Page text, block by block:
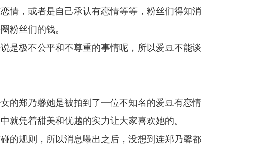
情，或者是自己承认有恋情等等，粉丝们得知消
粉丝们的钱。
是极不公平和不尊重的事情呢，所以爱豆不能谈
的郑乃馨她是被拍到了一位不知名的爱豆有恋情
就凭着甜美和优越的实力让大家喜欢她的。
的规则，所以消息曝出之后，没想到连郑乃馨都